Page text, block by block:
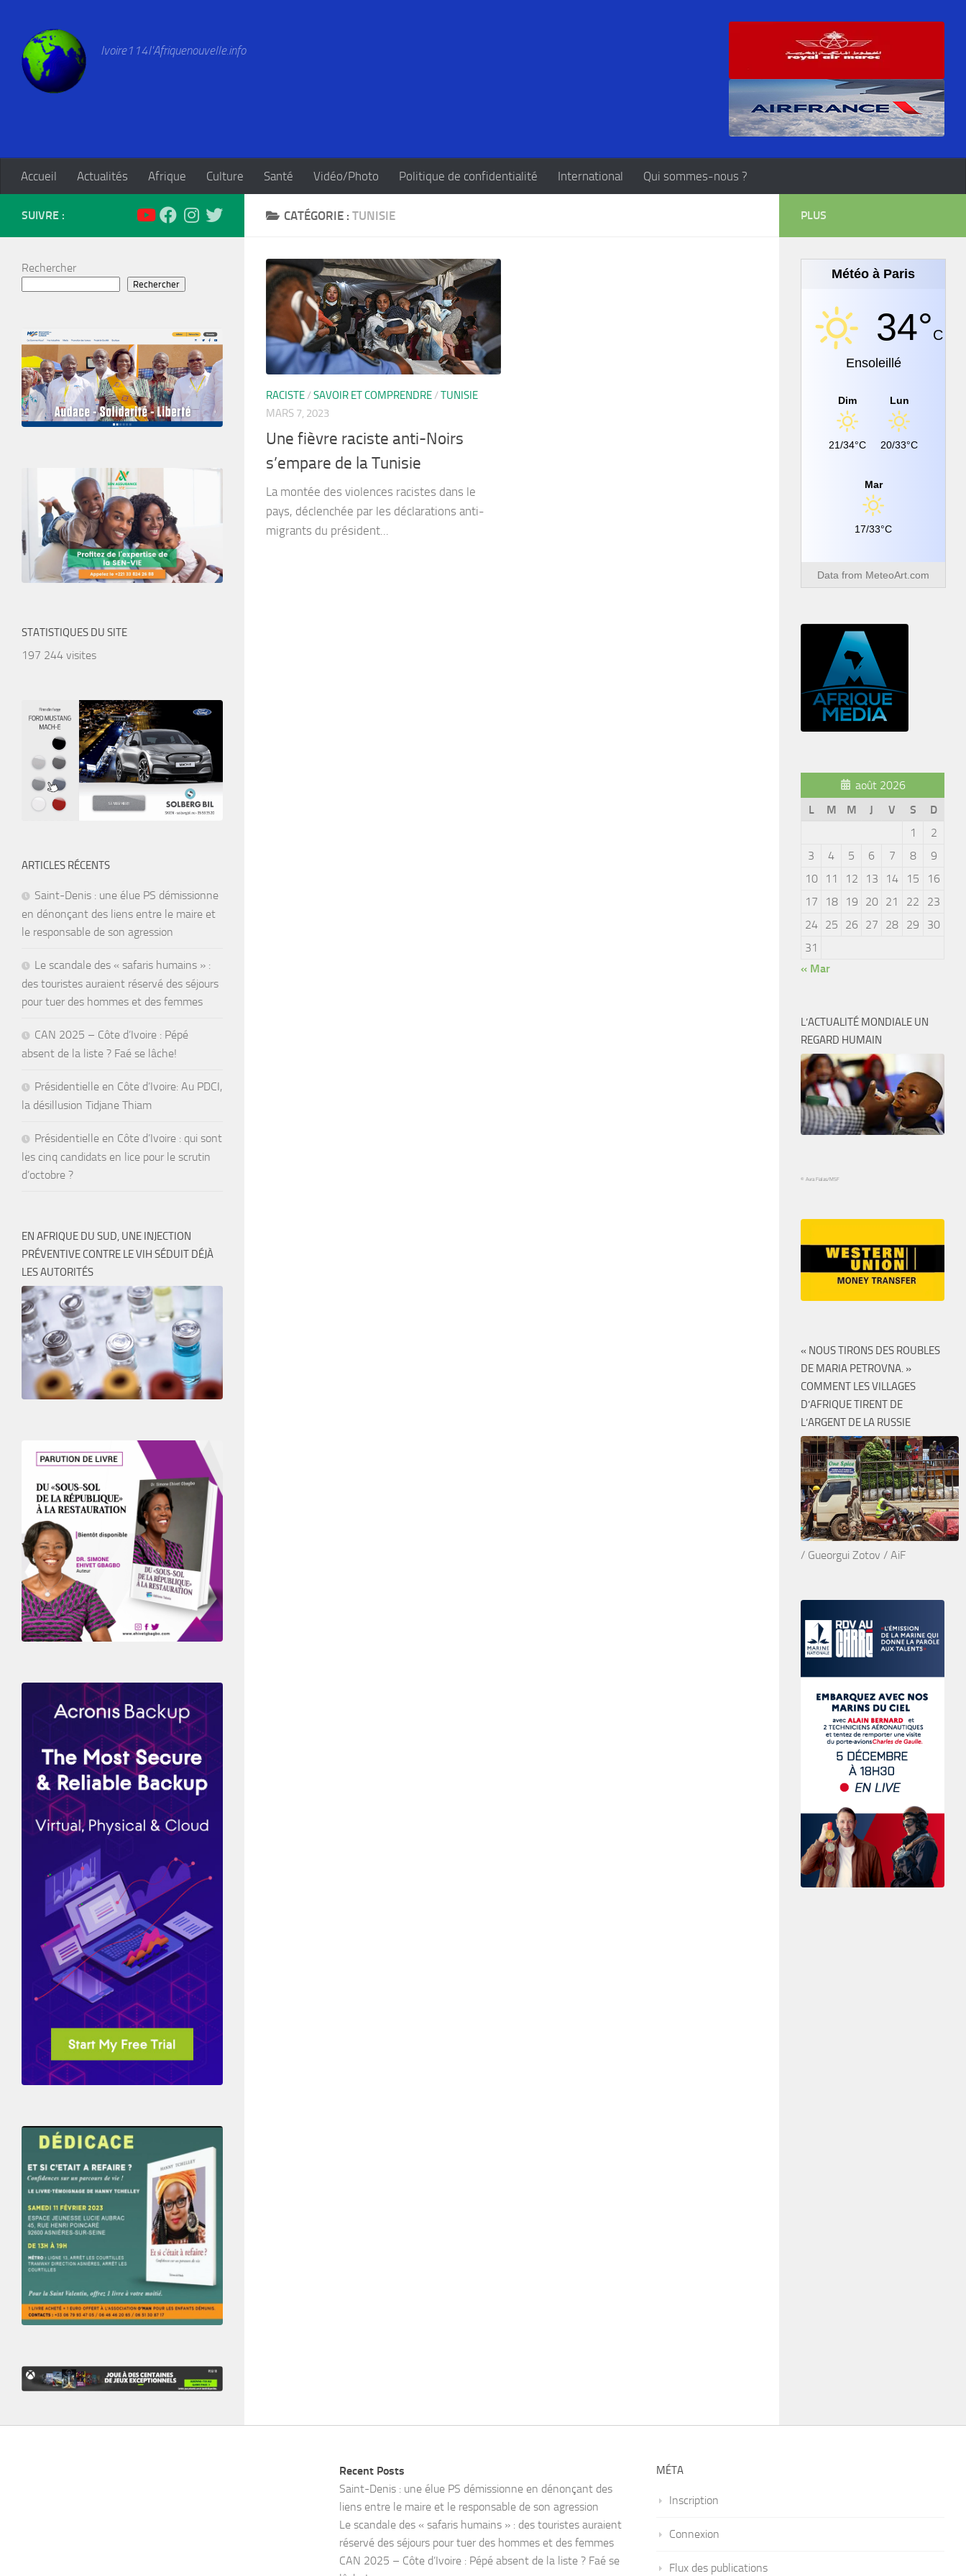
Ivoire114l'Afriquenouvelle.info
Accueil Actualités Afrique Culture Santé Vidéo/Photo Politique de confidentialité International Qui sommes-nous ?
CATÉGORIE : TUNISIE
RACISTE /SAVOIR ET COMPRENDRE /TUNISIE
MARS 7, 2023
Une fièvre raciste anti-Noirs
s’empare de la Tunisie
La montée des violences racistes dans le
pays, déclenchée par les déclarations anti-
migrants du président...
SUIVRE :
Rechercher
Rechercher
STATISTIQUES DU SITE
197 244 visites
ARTICLES RÉCENTS
Saint-Denis : une élue PS démissionne
en dénonçant des liens entre le maire et
le responsable de son agression
Le scandale des « safaris humains » :
des touristes auraient réservé des séjours
pour tuer des hommes et des femmes
CAN 2025 – Côte d’Ivoire : Pépé
absent de la liste ? Faé se lâche!
Présidentielle en Côte d’Ivoire: Au PDCI,
la désillusion Tidjane Thiam
Présidentielle en Côte d’Ivoire : qui sont
les cinq candidats en lice pour le scrutin
d’octobre ?
EN AFRIQUE DU SUD, UNE INJECTION
PRÉVENTIVE CONTRE LE VIH SÉDUIT DÉJÀ
LES AUTORITÉS
PLUS
Météo à Paris
34°C
Ensoleillé
Dim
21/34°C
Lun
20/33°C
Mar
17/33°C
Data from MeteoArt.com
août 2026
L
M M J V S
D
1
2
3
4 5 6 7 8
9
10
11 12 13 14 15
16
17
18 19 20 21 22
23
24
25 26 27 28 29
30
31
« Mar
L’ACTUALITÉ MONDIALE UN
REGARD HUMAIN
© Avra Fialas/MSF
« NOUS TIRONS DES ROUBLES
DE MARIA PETROVNA. »
COMMENT LES VILLAGES
D’AFRIQUE TIRENT DE
L’ARGENT DE LA RUSSIE
/ Gueorgui Zotov / AiF
Recent Posts
Saint-Denis : une élue PS démissionne en dénonçant des
liens entre le maire et le responsable de son agression
Le scandale des « safaris humains » : des touristes auraient
réservé des séjours pour tuer des hommes et des femmes
CAN 2025 – Côte d’Ivoire : Pépé absent de la liste ? Faé se
MÉTA
Inscription
Connexion
Flux des publications